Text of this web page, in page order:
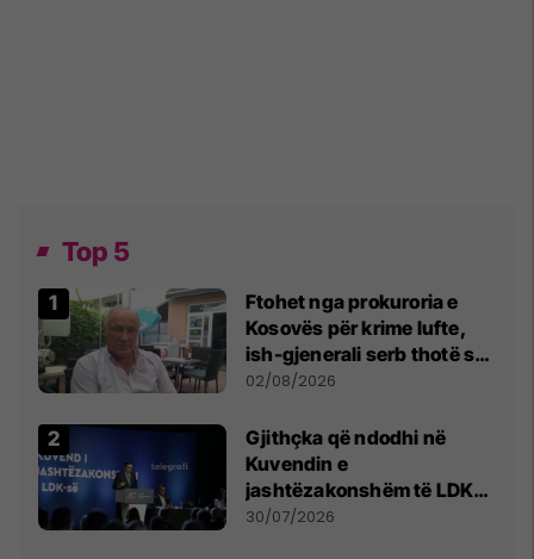
Top 5
Ftohet nga prokuroria e
Kosovës për krime lufte,
ish-gjenerali serb thotë se
dikush e tradhtoi në
02/08/2026
Gjithçka që ndodhi në
Kuvendin e
jashtëzakonshëm të LDK-
së
30/07/2026